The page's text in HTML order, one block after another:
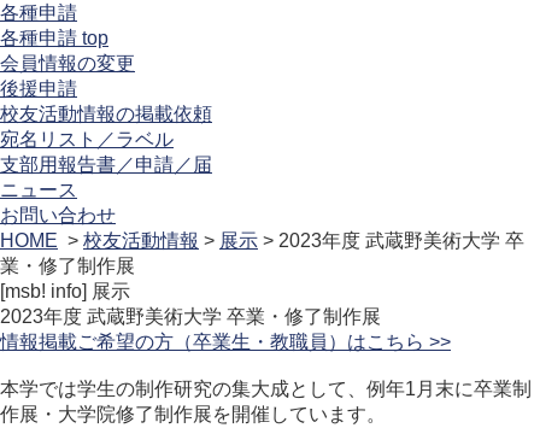
各種申請
各種申請 top
会員情報の変更
後援申請
校友活動情報の掲載依頼
宛名リスト／ラベル
支部用報告書／申請／届
ニュース
お問い合わせ
HOME > 校友活動情報 > 展示 > 2023年度 武蔵野美術大学 卒
業・修了制作展
[msb! info] 展示
2023年度 武蔵野美術大学 卒業・修了制作展
情報掲載ご希望の方（卒業生・教職員）はこちら >>
本学では学生の制作研究の集大成として、例年1月末に卒業制
作展・大学院修了制作展を開催しています。